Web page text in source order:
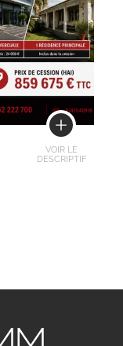
VOIR LE
DESCRIPTIF